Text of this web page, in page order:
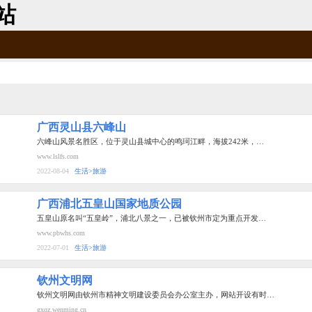
广西灵山县六峰山
六峰山风景名胜区，位于灵山县城中心的鸣珂江畔，海拔242米，…
www.lslfs.com
2022-08-04
生活>旅游
广西浦北五皇山国家地质公园
五皇山原名叫“五皇岭”，浦北八景之一，已被钦州市定为重点开发…
www.pbwhs.com
2022-07-01
生活>旅游
钦州文明网
钦州文明网由钦州市精神文明建设委员会办公室主办，网站开设有时…
gxqz.wenming.cn